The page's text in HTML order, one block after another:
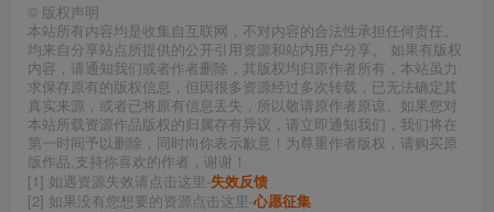
© 版权声明
本站所有内容均是收集自互联网，不对内容的合法性承担任何责任。
均来自分享站点所提供的公开引用资源和站内用户分享。 如果有版权
内容，请通知我们或者作者删除，其版权均归原作者所有，本站虽力
求保存原有的版权信息，但因很多资源经过多次转载，已无法确定其
真实来源，或者已将原有信息丢失，所以敬请原作者原谅。如果您对
本站所载资源作品版权的归属存有异议，请立即通知我们，我们将在
第一时间予以删除，同时向你表示歉意！为尊重作者版权，请购买原
版作品,支持你喜欢的作者，谢谢！
[1] 如遇资源失效请点击这里-失效反馈
[2] 如果没有您想要的资源点击这里-心愿征集